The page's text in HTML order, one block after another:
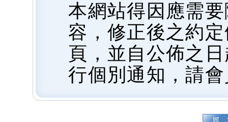
本網站得因應需
容，修正後之約
頁，並自公佈之
行個別通知，請